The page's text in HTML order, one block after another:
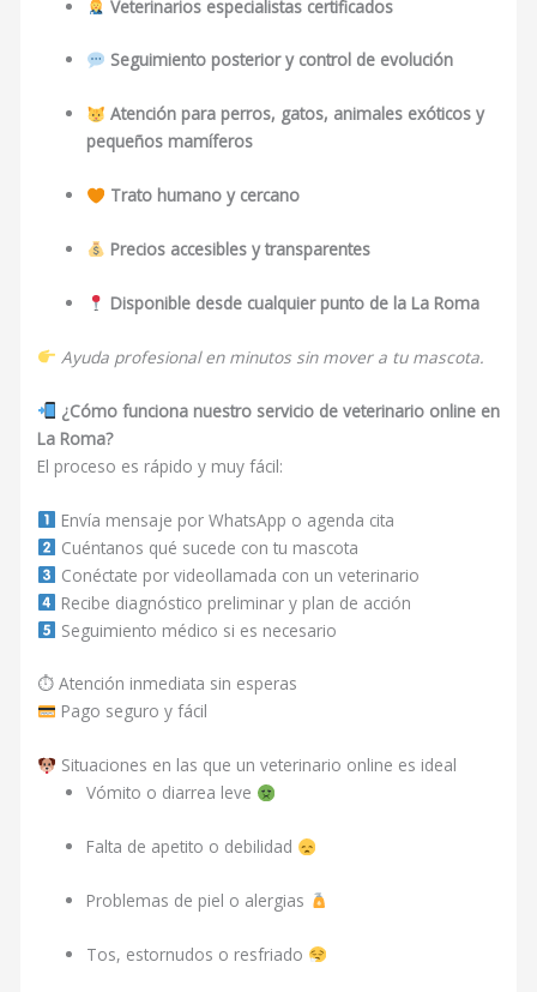
Veterinarios especialistas certificados
Seguimiento posterior y control de evolución
Atención para perros, gatos, animales exóticos y
pequeños mamíferos
Trato humano y cercano
Precios accesibles y transparentes
Disponible desde cualquier punto de la La Roma
Ayuda profesional en minutos sin mover a tu mascota.
¿Cómo funciona nuestro servicio de veterinario online en
La Roma?
El proceso es rápido y muy fácil:
Envía mensaje por WhatsApp o agenda cita
Cuéntanos qué sucede con tu mascota
Conéctate por videollamada con un veterinario
Recibe diagnóstico preliminar y plan de acción
Seguimiento médico si es necesario
⏱ Atención inmediata sin esperas
Pago seguro y fácil
Situaciones en las que un veterinario online es ideal
Vómito o diarrea leve
Falta de apetito o debilidad
Problemas de piel o alergias
Tos, estornudos o resfriado